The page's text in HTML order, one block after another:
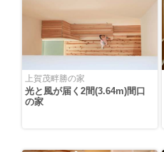
上賀茂畔勝の家
光と風が届く2間(3.64m)間口
の家